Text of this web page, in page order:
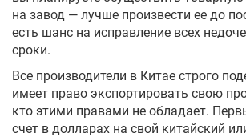
на завод — лучше произвести ее до
есть шанс на исправление всех
сроки.
Все производители в Китае строго
имеет право экспортировать свою
кто этими правами не обладает.
счет в долларах на свой китайский